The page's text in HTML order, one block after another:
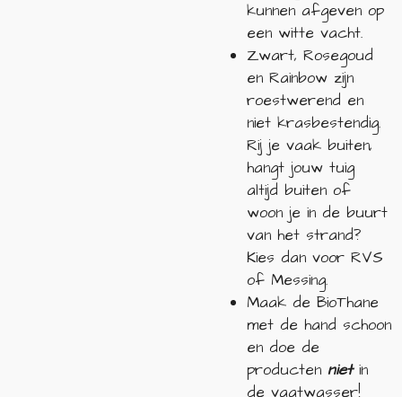
kunnen afgeven op
een witte vacht.
Zwart, Rosegoud
en Rainbow zijn
roestwerend en
niet krasbestendig.
Rij je vaak buiten,
hangt jouw tuig
altijd buiten of
woon je in de buurt
van het strand?
Kies dan voor RVS
of Messing.
Maak de BioThane
met de hand schoon
en doe de
producten nietin
de vaatwasser!